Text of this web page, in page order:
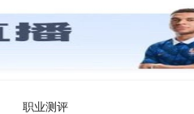
职业测评